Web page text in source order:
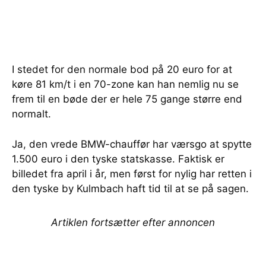
I stedet for den normale bod på 20 euro for at
køre 81 km/t i en 70-zone kan han nemlig nu se
frem til en bøde der er hele 75 gange større end
normalt.
Ja, den vrede BMW-chauffør har værsgo at spytte
1.500 euro i den tyske statskasse. Faktisk er
billedet fra april i år, men først for nylig har retten i
den tyske by Kulmbach haft tid til at se på sagen.
Artiklen fortsætter efter annoncen